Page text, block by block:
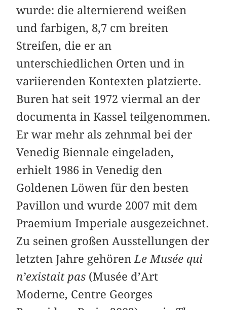
wurde: die alternierend weißen
und farbigen, 8,7 cm breiten
Streifen, die er an
unterschiedlichen Orten und in
variierenden Kontexten platzierte.
Buren hat seit 1972 viermal an der
documenta in Kassel teilgenommen.
Er war mehr als zehnmal bei der
Venedig Biennale eingeladen,
erhielt 1986 in Venedig den
Goldenen Löwen für den besten
Pavillon und wurde 2007 mit dem
Praemium Imperiale ausgezeichnet.
Zu seinen großen Ausstellungen der
letzten Jahre gehörenLe Musée qui
n’existait pas (Musée d’Art
Moderne, Centre Georges